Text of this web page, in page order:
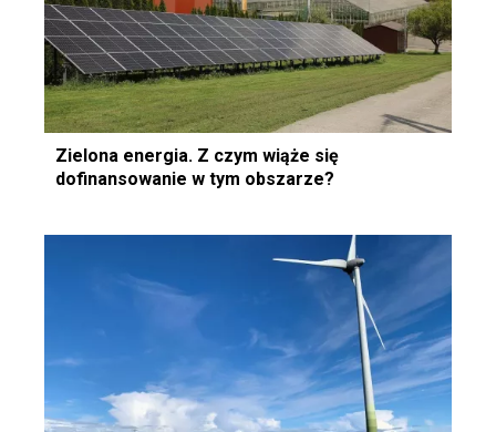
Zielona energia. Z czym wiąże się
dofinansowanie w tym obszarze?